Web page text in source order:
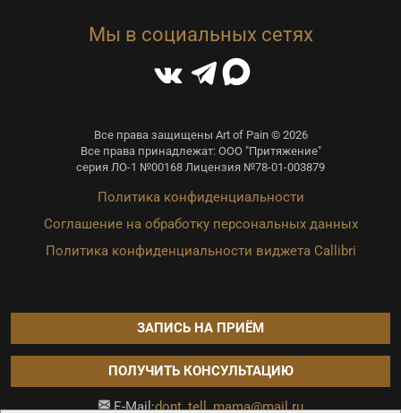
Мы в социальных сетях
Все права защищены Art of Pain © 2026
Все права принадлежат: ООО "Притяжение"
серия ЛО-1 №00168 Лицензия №78-01-003879
Политика конфиденциальности
Соглашение на обработку персональных данных
Политика конфиденциальности виджета Callibri
ЗАПИСЬ НА ПРИЁМ
ПОЛУЧИТЬ КОНСУЛЬТАЦИЮ
E-Mail:dont_tell_mama@mail.ru